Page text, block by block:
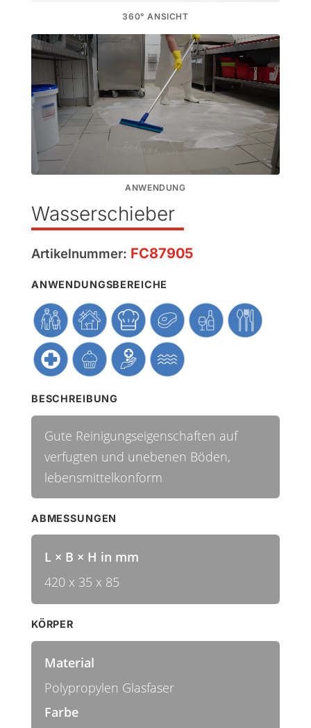
360° ANSICHT
ANWENDUNG
Wasserschieber
Artikelnummer: FC87905
ANWENDUNGSBEREICHE
BESCHREIBUNG
Gute Reinigungseigenschaften auf
verfugten und unebenen Böden,
lebensmittelkonform
ABMESSUNGEN
L × B × H in mm
420 x 35 x 85
KÖRPER
Material
Polypropylen Glasfaser
Farbe